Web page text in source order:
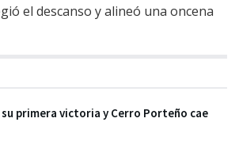
el descanso y alineó una oncena
primera victoria y Cerro Porteño cae